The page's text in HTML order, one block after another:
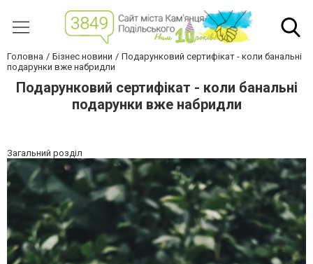
Головна Бізнес новини
Подарунковий сертифікат - коли банальні
подарунки вже набридли
Подарунковий сертифікат - коли банальні
подарунки вже набридли
Загальний розділ